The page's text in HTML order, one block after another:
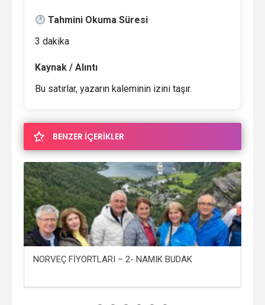
Tahmini Okuma Süresi
3 dakika
Kaynak / Alıntı
Bu satırlar, yazarın kaleminin izini taşır.
BENZER İÇERİKLER
NORVEÇ FİYORTLARI – 2- NAMIK BUDAK